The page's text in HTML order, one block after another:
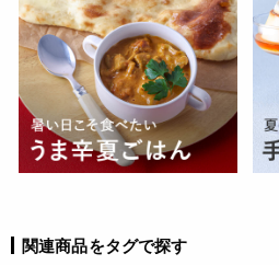
関連商品をタグで探す